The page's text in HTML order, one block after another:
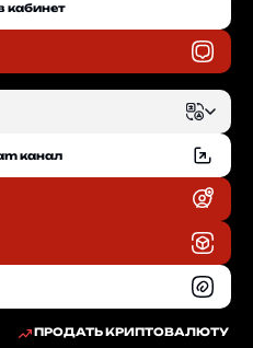
кабинет
ПРОДАТЬ КРИПТОВАЛЮТУ
канал